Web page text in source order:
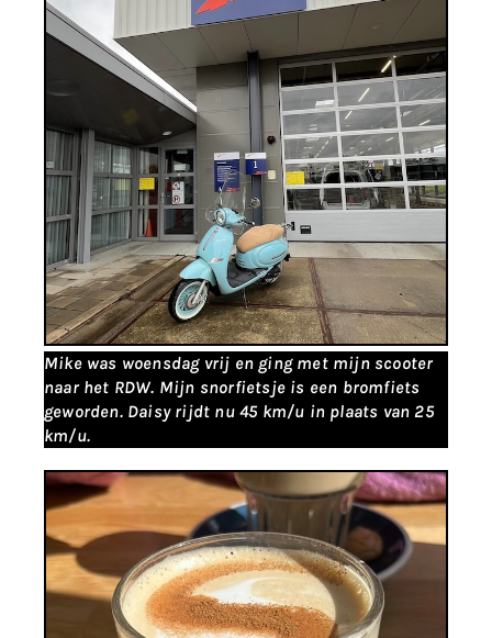
Mike was woensdag vrij en ging met mijn scooter
naar het RDW. Mijn snorfietsje is een bromfiets
geworden. Daisy rijdt nu 45 km/u in plaats van 25
km/u.